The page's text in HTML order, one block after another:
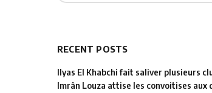
RECENT POSTS
Ilyas El Khabchi fait saliver plusieurs
Imrân Louza attise les convoitises aux